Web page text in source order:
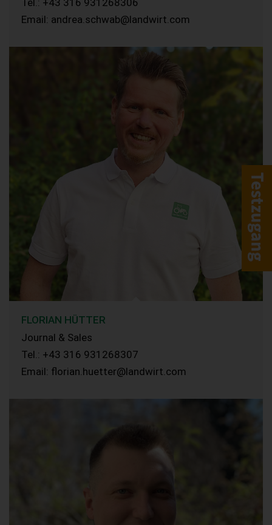
Email: andrea.schwab@landwirt.com
FLORIAN HÜTTER
Journal & Sales
Tel.: +43 316 931268307
Email: florian.huetter@landwirt.com